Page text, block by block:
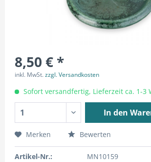
8,50 € *
inkl. MwSt.zzgl. Versandkosten
Sofort versandfertig, Lieferzeit ca. 1-3
In den
Merken Bewerten
Artikel-Nr.: MN10159